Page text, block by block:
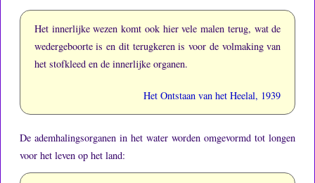
Het innerlijke wezen komt ook hier vele malen terug, wat de
wedergeboorte is en dit terugkeren is voor de volmaking van
het stofkleed en de innerlijke organen.
Het Ontstaan van het Heelal, 1939
De ademhalingsorganen in het water worden omgevormd tot longen
voor het leven op het land: